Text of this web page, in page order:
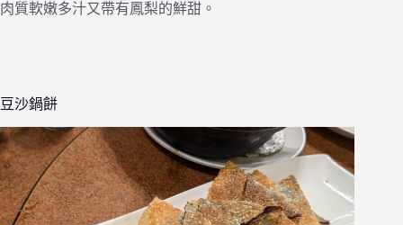
肉質軟嫩多汁又帶有鳳梨的鮮甜。
豆沙鍋餅